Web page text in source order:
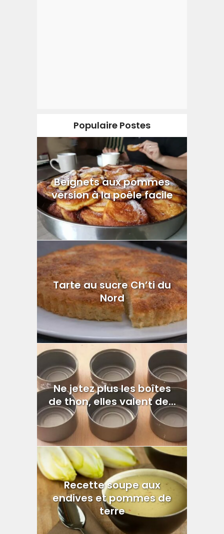
Populaire Postes
Beignets aux pommes
version à la poêle facile
Tarte au sucre Ch’ti du
Nord
Ne jetez plus les boîtes
de thon, elles valent de...
Recette soupe aux
endives et pommes de
terre